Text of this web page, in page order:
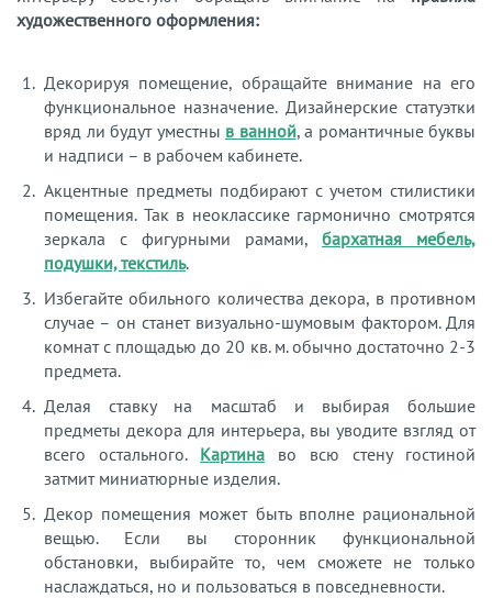
художественного оформления:
Декорируя помещение, обращайте внимание на его
функциональное назначение. Дизайнерские статуэтки
вряд ли будут уместны в ванной, а романтичные буквы
и надписи – в рабочем кабинете.
Акцентные предметы подбирают с учетом стилистики
помещения. Так в неоклассике гармонично смотрятся
зеркала с фигурными рамами, бархатная мебель,
подушки, текстиль.
Избегайте обильного количества декора, в противном
случае – он станет визуально-шумовым фактором. Для
комнат с площадью до 20 кв. м. обычно достаточно 2-3
предмета.
Делая ставку на масштаб и выбирая большие
предметы декора для интерьера, вы уводите взгляд от
всего остального. Картина во всю стену гостиной
затмит миниатюрные изделия.
Декор помещения может быть вполне рациональной
вещью. Если вы сторонник функциональной
обстановки, выбирайте то, чем сможете не только
наслаждаться, но и пользоваться в повседневности.